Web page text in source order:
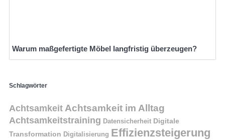
Warum maßgefertigte Möbel langfristig überzeugen?
Schlagwörter
Achtsamkeit Achtsamkeit im Alltag
Achtsamkeitstraining Datensicherheit Digitale
Transformation Digitalisierung Effizienzsteigerung